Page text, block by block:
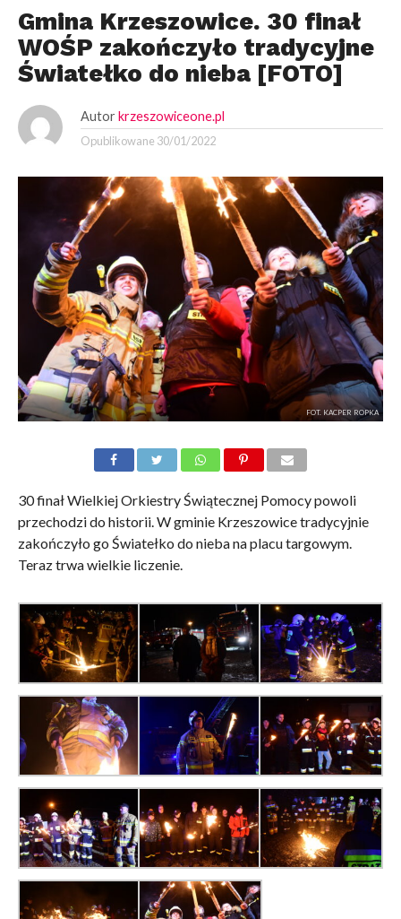
Gmina Krzeszowice. 30 finał
WOŚP zakończyło tradycyjne
Światełko do nieba [FOTO]
Autor krzeszowiceone.pl
Opublikowane 30/01/2022
FOT. KACPER ROPKA
30 finał Wielkiej Orkiestry Świątecznej Pomocy powoli
przechodzi do historii. W gminie Krzeszowice tradycyjnie
zakończyło go Światełko do nieba na placu targowym.
Teraz trwa wielkie liczenie.